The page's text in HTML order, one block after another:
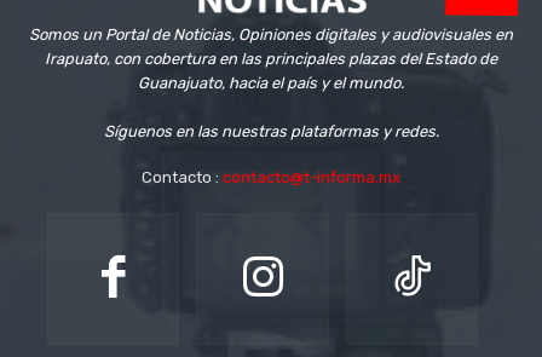
Somos un Portal de Noticias, Opiniones digitales y audiovisuales en
Irapuato, con cobertura en las principales plazas del Estado de
Guanajuato, hacia el país y el mundo.
Síguenos en las nuestras plataformas y redes.
Contacto : contacto@t-informa.mx